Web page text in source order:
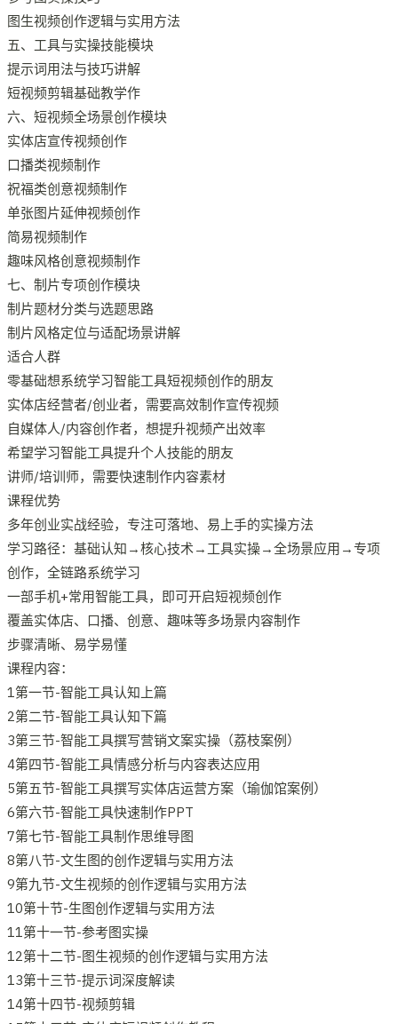
图生视频创作逻辑与实用方法
五、工具与实操技能模块
提示词用法与技巧讲解
短视频剪辑基础教学作
六、短视频全场景创作模块
实体店宣传视频创作
口播类视频制作
祝福类创意视频制作
单张图片延伸视频创作
简易视频制作
趣味风格创意视频制作
七、制片专项创作模块
制片题材分类与选题思路
制片风格定位与适配场景讲解
适合人群
零基础想系统学习智能工具短视频创作的朋友
实体店经营者/创业者，需要高效制作宣传视频
自媒体人/内容创作者，想提升视频产出效率
希望学习智能工具提升个人技能的朋友
讲师/培训师，需要快速制作内容素材
课程优势
多年创业实战经验，专注可落地、易上手的实操方法
学习路径：基础认知→核心技术→工具实操→全场景应用→专项
创作，全链路系统学习
一部手机+常用智能工具，即可开启短视频创作
覆盖实体店、口播、创意、趣味等多场景内容制作
步骤清晰、易学易懂
课程内容：
1第一节-智能工具认知上篇
2第二节-智能工具认知下篇
3第三节-智能工具撰写营销文案实操（荔枝案例）
4第四节-智能工具情感分析与内容表达应用
5第五节-智能工具撰写实体店运营方案（瑜伽馆案例）
6第六节-智能工具快速制作PPT
7第七节-智能工具制作思维导图
8第八节-文生图的创作逻辑与实用方法
9第九节-文生视频的创作逻辑与实用方法
10第十节-生图创作逻辑与实用方法
11第十一节-参考图实操
12第十二节-图生视频的创作逻辑与实用方法
13第十三节-提示词深度解读
14第十四节-视频剪辑